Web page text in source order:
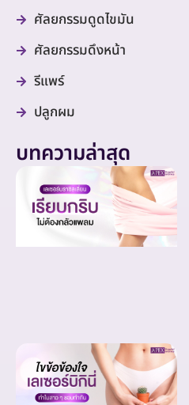
ศัลยกรรมดูดไขมัน
ศัลยกรรมดึงหน้า
รีแพร์
ปลูกผม
บทความล่าสุด